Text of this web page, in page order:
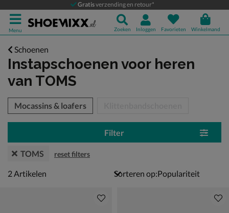
Gratisverzending en retour*
Menu Zoeken Inloggen Favorieten Winkelmand
Schoenen
Instapschoenen voor heren
van TOMS
over
Mocassins & loafers
Filter
TOMS reset filters
2 artikelen
2Artikelen Sorteren op: